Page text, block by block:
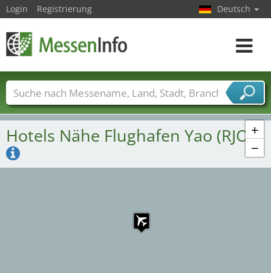
3
+
−
Hotels Nähe Flughafen Yao (RJOY)
Login Registrierung Deutsch
Toggle
Messenamen Länder Städte
Branchen
Dienstleisterbranchen